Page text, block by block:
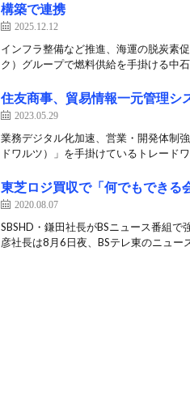
構築で連携
2025.12.12
インフラ整備など推進、海運の脱炭素
ク）グループで燃料供給を手掛ける中
住友商事、貿易情報一元管理シ
2023.05.29
業務デジタル化加速、営業・開発体制
ドワルツ）」を手掛けているトレード
東芝ロジ買収で「何でもできる
2020.08.07
SBSHD・鎌田社長がBSニュース番組
彦社長は8月6日夜、BSテレ東のニュー